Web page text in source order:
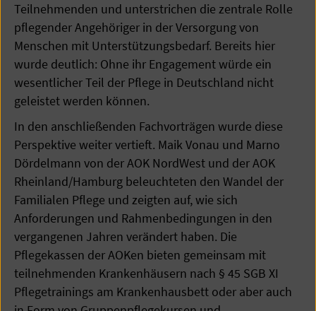
Teilnehmenden und unterstrichen die zentrale Rolle
pflegender Angehöriger in der Versorgung von
Menschen mit Unterstützungsbedarf. Bereits hier
wurde deutlich: Ohne ihr Engagement würde ein
wesentlicher Teil der Pflege in Deutschland nicht
geleistet werden können.
In den anschließenden Fachvorträgen wurde diese
Perspektive weiter vertieft. Maik Vonau und Marno
Dördelmann von der AOK NordWest und der AOK
Rheinland/Hamburg beleuchteten den Wandel der
Familialen Pflege und zeigten auf, wie sich
Anforderungen und Rahmenbedingungen in den
vergangenen Jahren verändert haben. Die
Pflegekassen der AOKen bieten gemeinsam mit
teilnehmenden Krankenhäusern nach § 45 SGB XI
Pflegetrainings am Krankenhausbett oder aber auch